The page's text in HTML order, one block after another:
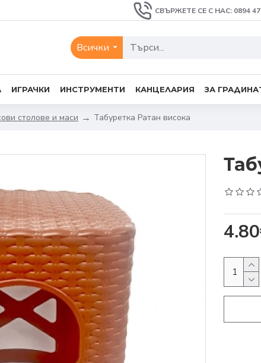
СВЪРЖЕТЕ СЕ С НАС: 0894
Всички
ИГРАЧКИ ИНСТРУМЕНТИ КАНЦЕЛАРИЯ ЗА
столове и маси Табуретка Ратан висока